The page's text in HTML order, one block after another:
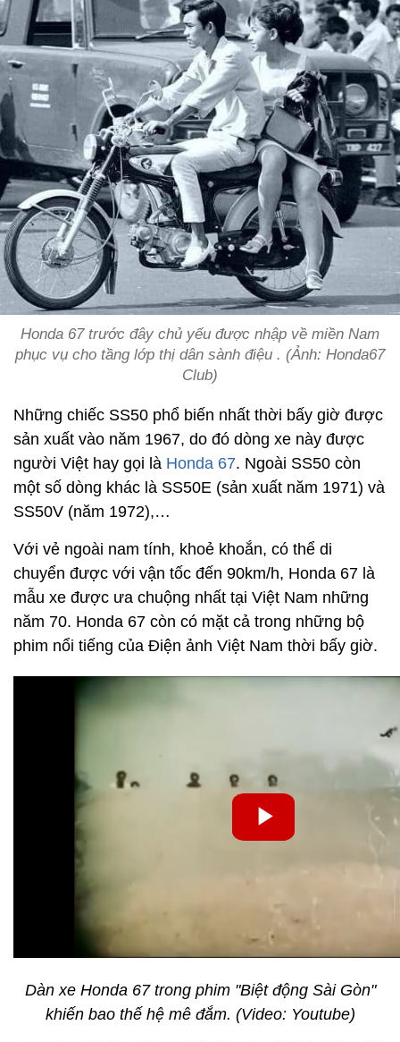
Honda 67 trước đây chủ yếu được nhập về miền Nam
phục vụ cho tầng lớp thị dân sành điệu . (Ảnh: Honda67
Club)
Những chiếc SS50 phổ biến nhất thời bấy giờ được
sản xuất vào năm 1967, do đó dòng xe này được
người Việt hay gọi là Honda 67. Ngoài SS50 còn
một số dòng khác là SS50E (sản xuất năm 1971) và
SS50V (năm 1972),…
Với vẻ ngoài nam tính, khoẻ khoắn, có thể di
chuyển được với vận tốc đến 90km/h, Honda 67 là
mẫu xe được ưa chuộng nhất tại Việt Nam những
năm 70. Honda 67 còn có mặt cả trong những bộ
phim nổi tiếng của Điện ảnh Việt Nam thời bấy giờ.
Dàn xe Honda 67 trong phim "Biệt động Sài Gòn"
khiến bao thế hệ mê đắm. (Video: Youtube)